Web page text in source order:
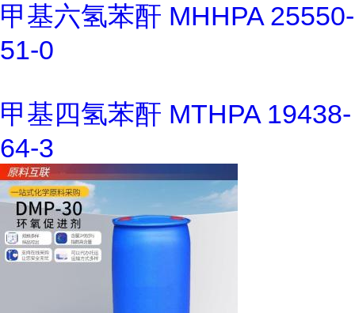
甲基六氢苯酐 MHHPA 25550-
51-0
甲基四氢苯酐 MTHPA 19438-
64-3